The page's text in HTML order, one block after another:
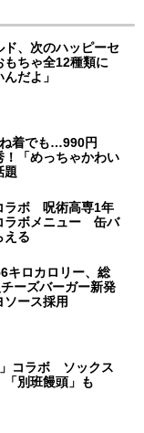
ド、次のハッピーセ
ちゃ全12種類に
だよ」
ね着でも…990円
！「めっちゃかわい
題
ラボ 呪術高専1年
ラボメニュー 缶バ
える
キロカロリー、総
ーズバーガー新発
ース採用
」コラボ ソックス
別班饅頭」も